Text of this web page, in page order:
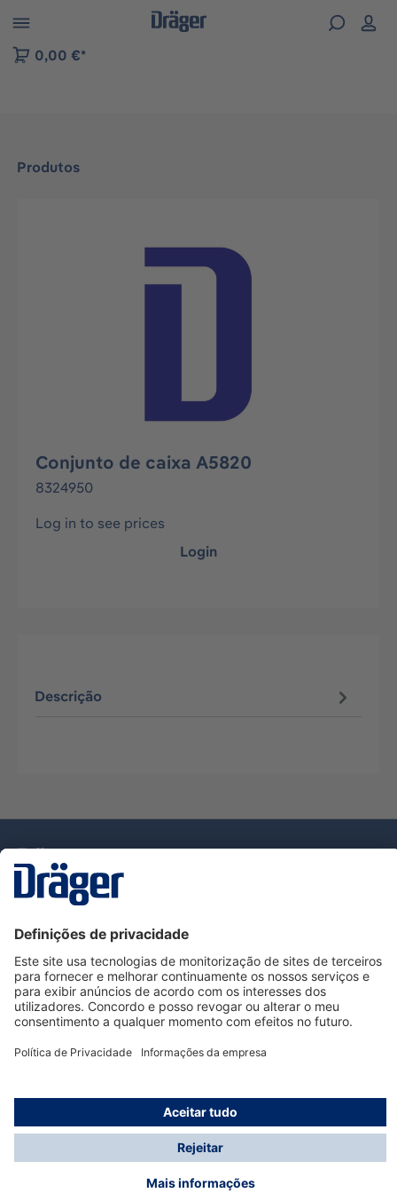
to B2B platform navigation
0,00 €*
Produtos
Ignorar galeria de imagens
Conjunto de caixa A5820
8324950
Log in to see prices
Login
Descrição
Serviço de Apoio ao Cliente Dräger
Utilização da loja
Informações
© Dräger Portugal, Lda, 2024
* Todos os preços excl. IVA mais
possíveis taxas de entrega, se não for indicado o